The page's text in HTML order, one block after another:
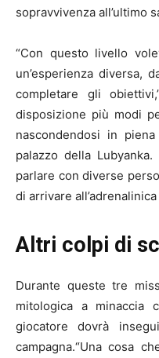
sopravvivenza all’ultimo
“Con questo livello
un’esperienza diversa,
completare gli
disposizione più modi
nascondendosi in
palazzo della
parlare con diverse
di arrivare
Altri colpi di
Durante queste tre
mitologica a minaccia
giocatore dovrà
campagna.“Una cosa